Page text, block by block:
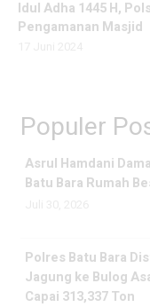
Idul Adha 1445 H,
Pengamanan Masjid
Populer
Asrul Hamdani
Batu Bara Rumah
Polres Batu Bara
Jagung ke Bulog
Capai 313,337 Ton